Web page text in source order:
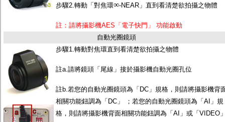
步驟2.轉動「對焦環∞-NEAR」直到看清楚欲拍攝之物體
註：請將攝影機AES「電子快門」 功能啟動
自動光圈鏡頭
步驟1.轉動對焦環直到看清楚欲拍攝之物體
註a.請將鏡頭「尾線」接於攝影機自動光圈孔位
註b.若您的自動光圈鏡頭為「DC」規格，則請將攝影機背
相關功能鈕調為「DC」 ；若您的自動光圈鏡頭為「AI」規
格，則請將攝影機背面相關功能鈕調為「AI」或「VIDEO